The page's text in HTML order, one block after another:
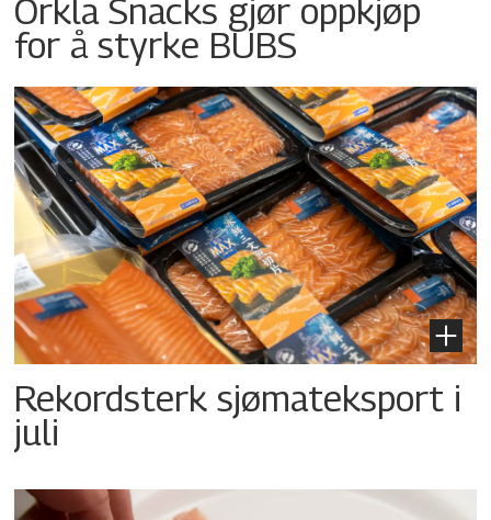
Orkla Snacks gjør oppkjøp
for å styrke BUBS
Rekordsterk sjømateksport i
juli